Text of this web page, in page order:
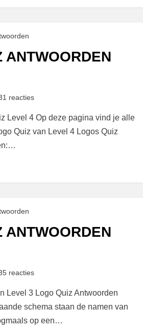
ANTWOORDEN
reactiesop
Quiz
Antwoorden
Level 4 Op deze pagina vind je alle
Quiz van Level 4 Logos Quiz
ANTWOORDEN
reactiesop
Quiz
Antwoorden
Level
Level 3 Logo Quiz Antwoorden
schema staan de namen van
op een…